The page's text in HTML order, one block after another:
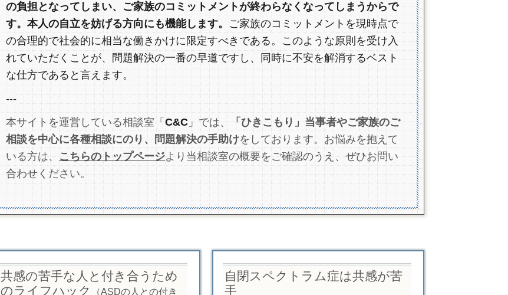
の負担となってしまい、ご家族のコミットメントが終わらなくなってしまうからで
す。本人の自立を妨げる方向にも機能します。 ご家族のコミットメントを現時点で
の合理的で社会的に相当な働きかけに限定すべきである。このような原則を受け入
れていただくことが、問題解決の一番の早道ですし、同時に不安を解消するベスト
な仕方であると言えます。
---
本サイトを運営している相談室「 C&C 」では、
「ひきこもり」当事者やご家族のご
相談を中心に各種相談にのり、問題解決の手助けをしております。お悩みを抱えて
いる方は、 こちらの トップページより当相談室の概要をご確認のうえ、ぜひお問い
合わせください。
共感の苦手な人と付き合うため
のライフハック
（ASDの人との付き
自閉スペクトラム症は共感が苦
手